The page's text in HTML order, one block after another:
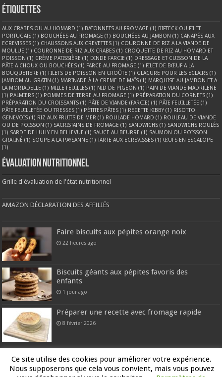
Étiquettes
AUX CRABES OU AU HOMARD (1) BATONNETS AU FROMAGE (1) BIFTECK OU FILET
PORTUGAIS (1) BOUCHÉES AU FROMAGE (1) BOUCHÉES AU JAMBON (1) CANAPÉS AUX
ECREVISSES (1) CHAUSSONS AUX CREVETTES (1) COURONNE DE RIZ A LA VIANDE DE
MOULUE (1) COURONNE DE RIZ AUX CRABES (1) CROQUETTE DE RIZ AU HOMARD ET
POISSON (1) CRÈME PATISSIÈRE (1) DINDE FARCIE (1) DRESSAGE ET CUISSON DE LA
PÂTE A CHOUX OU BOUCHÉES (1) FARCE AU FROMAGE (1) FILET DE BŒUF A LA
BOUQUETIERE (1) FILETS DE POISSON EN CROÛTE (1) GLACURE POUR LES ECLAIRS (1)
JAMBOM AU GRATIN (1) MARINADE À LA CREME DE MAÏS (1) MARQUISE AU JAMBON ET A
LA MORTADELLE (1) MILLE FEUILLES (1) NID DE PIGEON (1) PAIN DE VIANDE MADRILENE
(1) PALMIERS (1) POMMES DE TERRE AU FROMAGE (1) PRÉPARATION DU CORNETS (1)
PRÉPARATION DU CROISSANTS (1) PÂTE DE VIANDE (FARCIE) (1) PÂTE FEUILLETÉE (1)
PÂTE FEUILLETÉE OU TRESSES (1) PÉTITES PÂTES (1) RECETTE KIBBY (1) RISOTTO
GENEVOIS (1) RIZ AUX FRUITS DE MER (1) ROULADE HOMARD (1) ROULEAU DE VIANDE
OU DE POISSON (1) SACRISTAINS DE FROMAGE (1) SANDWICHS (1) SANDWICHS ROULÉS
(1) SARDE DE LULLY EN BELLEVUE (1) SAUCE AU BEURRE (1) SAUMON OU POISSON
GRATINÉ (1) SOUPE A LA PAYSANNE (1) TARTE AUX ECREVISSES (1) ŒUFS EN ESCALOPE
(1)
Évaluation nutritionnel
Grille d'évaluation de l'état nutritionnel
AMAZON DÉCLARATION DES AFFILIÉS
Faire biscuits aux pépites orange noix
22 heures ago
Biscuits géants aux pépites favoris des
enfants
1 jour ago
Préparer une recette avec fromage rapide
8 février 2026
semaine
28 janvier 2026
Ce site utilise des cookies pour améliorer votre expérience.
Nous supposerons que cela vous convient, mais vous pouvez